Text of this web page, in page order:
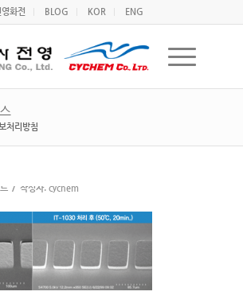
화전 BLOG KOR ENG
처리방침
/ 작성자: cychem